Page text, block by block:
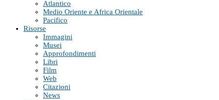
Atlantico
Medio Oriente e Africa Orientale
Pacifico
Risorse
Immagini
Musei
Approfondimenti
Libri
Film
Web
Citazioni
News